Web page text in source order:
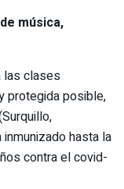
música,
las clases
protegida posible,
inmunizado hasta la
contra el covid-